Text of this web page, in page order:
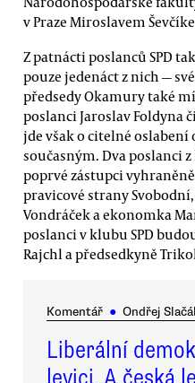
v Praze Miroslavem
Z patnácti poslanců SPD
pouze jedenáct z nich —
předsedy Okamury také
poslanci Jaroslav Foldyna
jde však o citelné
současným. Dva poslanci
poprvé zástupci
pravicové strany
Vondráček a ekonomka
poslanci v klubu SPD
Rajchl a předsedkyně
Komentář ● Ondřej
Liberální